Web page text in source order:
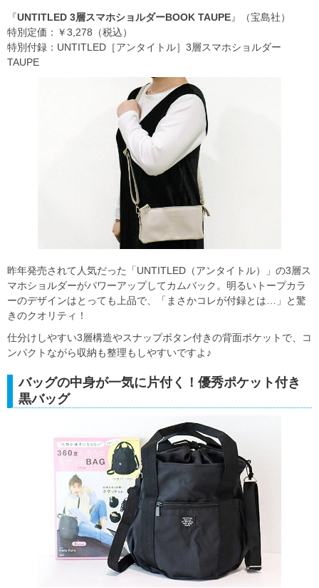
『UNTITLED 3層スマホショルダーBOOK TAUPE』（宝島社）
特別定価：￥3,278（税込）
特別付録：UNTITLED［アンタイトル］3層スマホショルダー
TAUPE
昨年発売されて人気だった「UNTITLED（アンタイトル）」の3層ス
マホショルダーがパワーアップしてカムバック。明るいトープカラ
ーのデザインはとっても上品で、「まさかコレが付録とは…」と驚
きのクオリティ！
仕分けしやすい3層構造やスナップボタン付きの背面ポケットで、コ
ンパクトながら収納も整理もしやすいですよ♪
バッグの中身が一気に片付く！優秀ポケット付き
黒バッグ